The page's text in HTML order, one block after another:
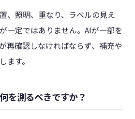
、照明、重なり、ラベルの見え
一定ではありません。AIが一部を
再確認しなければならず、補充や
ます。
を測るべきですか？